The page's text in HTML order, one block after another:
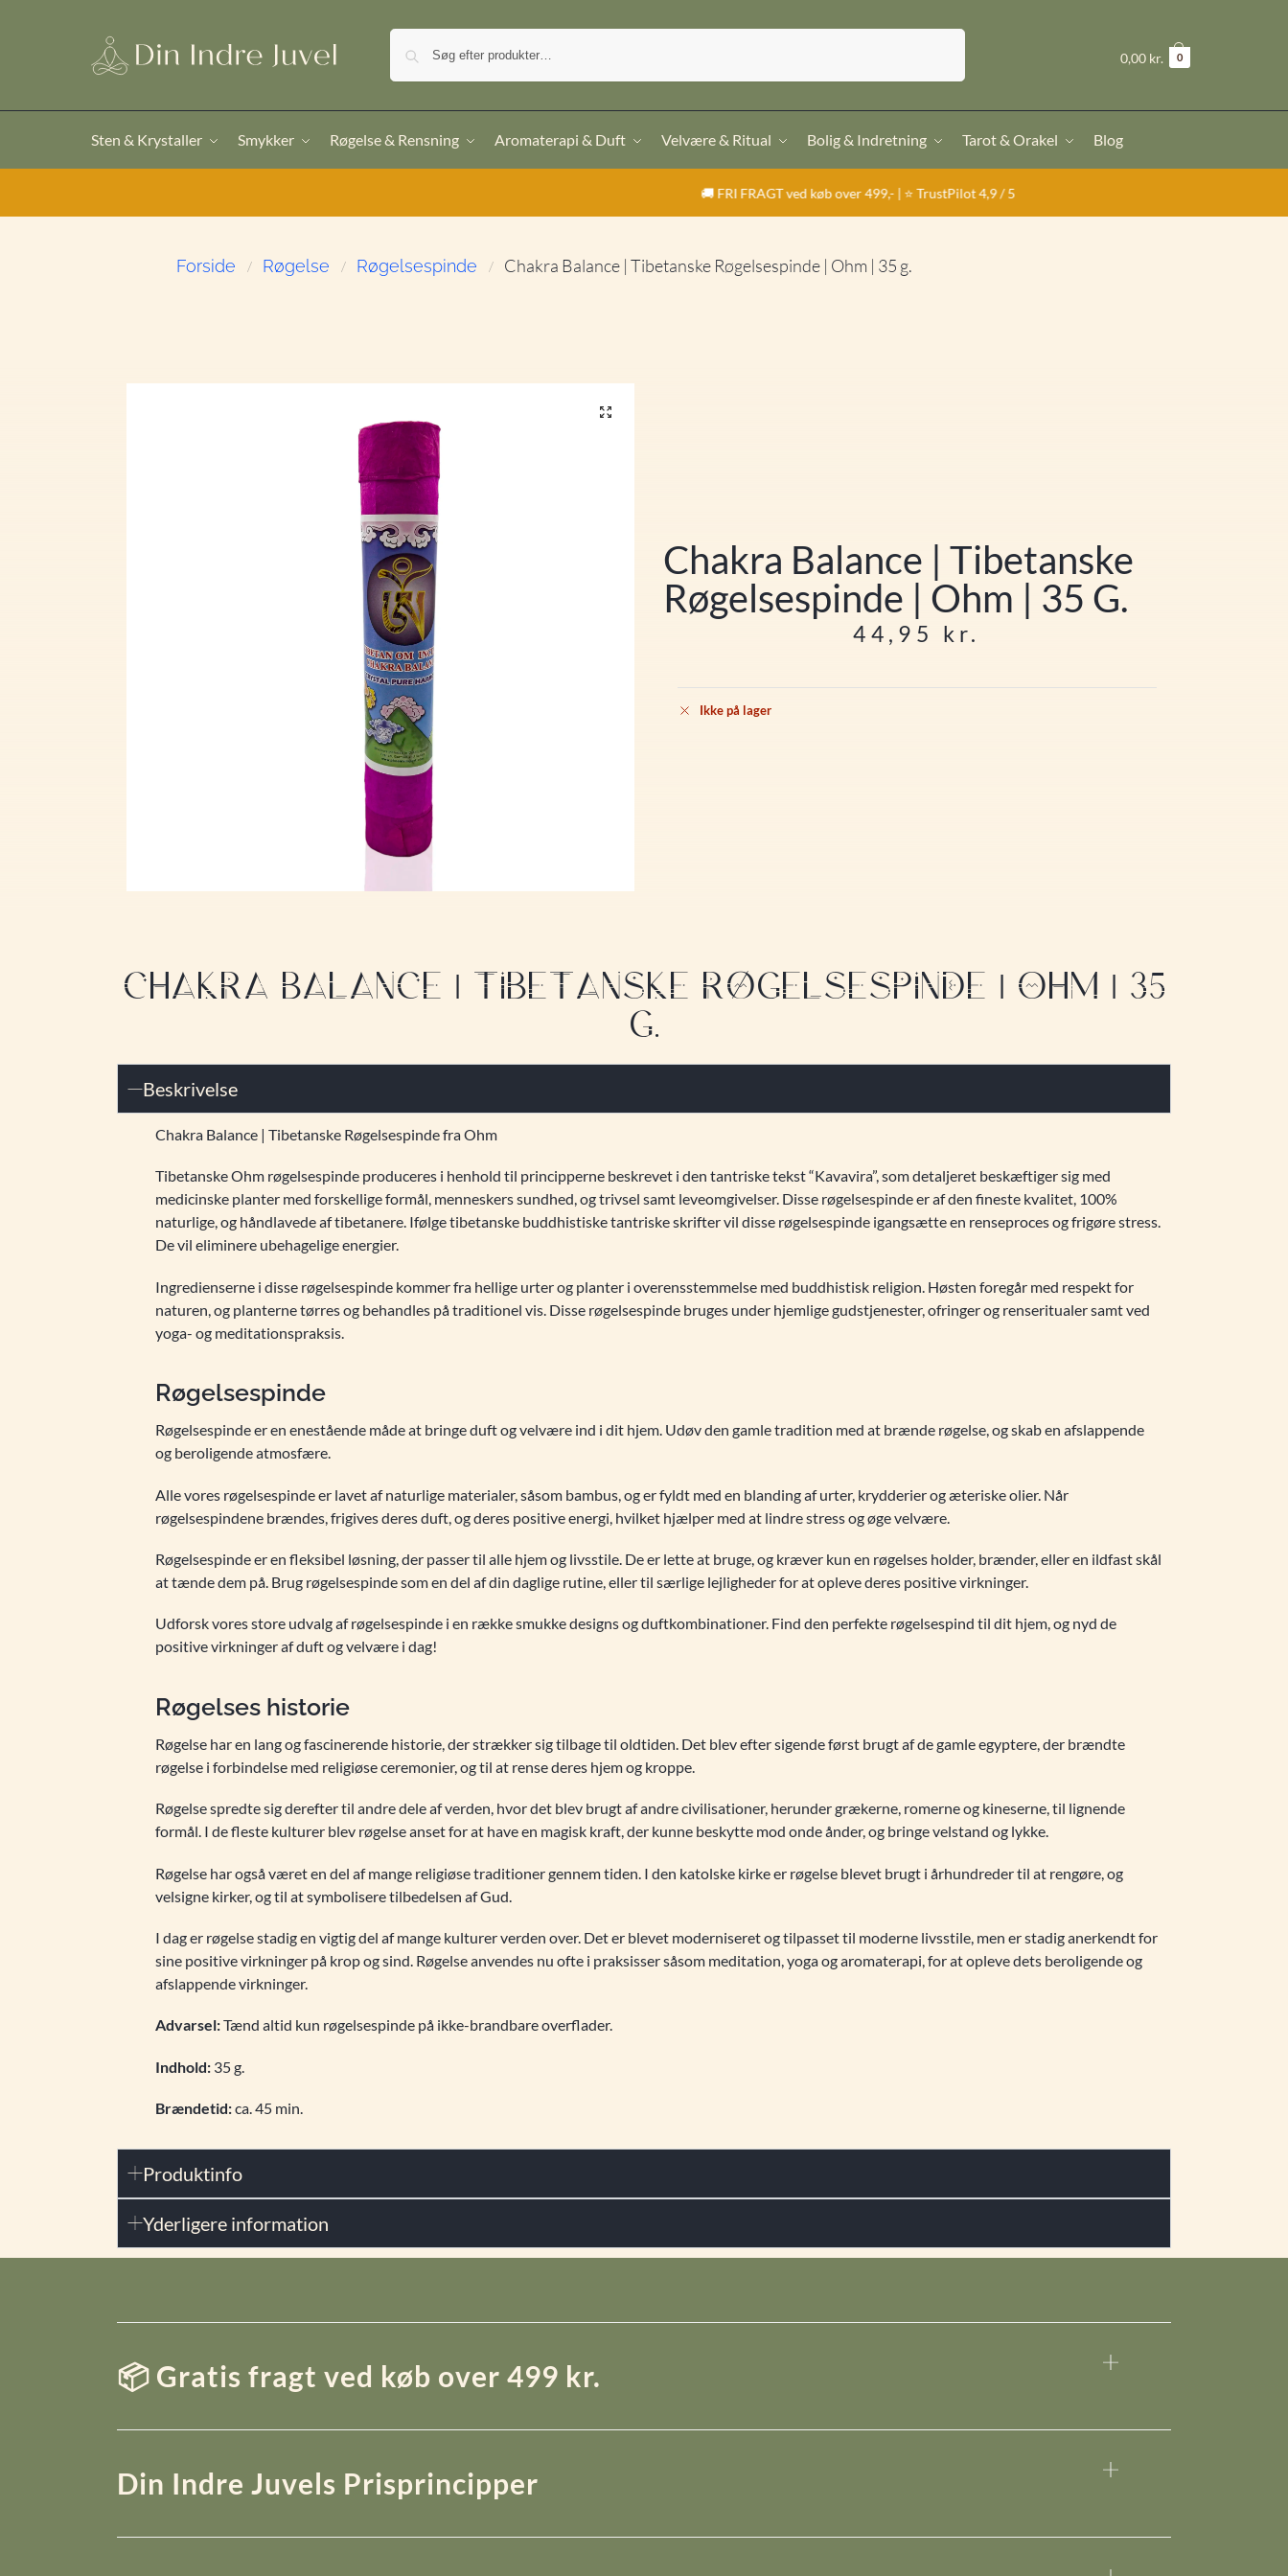
0,00 kr. 0
Sten & Krystaller Smykker Røgelse & Rensning Aromaterapi & Duft Velvære & Ritual Bolig & Indretning Tarot & Orakel Blog
🚚 FRI FRAGT ved køb over 499,- | ⭐ TrustPilot 4,9 / 5
Forside / Røgelse / Røgelsespinde / Chakra Balance | Tibetanske Røgelsespinde | Ohm | 35 g.
Chakra Balance | Tibetanske
Røgelsespinde | Ohm | 35 G.
44,95 kr.
Ikke på lager
CHAKRA BALANCE | TIBETANSKE RØGELSESPINDE | OHM | 35
G.
Beskrivelse
Chakra Balance | Tibetanske Røgelsespinde fra Ohm
Tibetanske Ohm røgelsespinde produceres i henhold til principperne beskrevet i den tantriske tekst “Kavavira”, som detaljeret beskæftiger sig med
medicinske planter med forskellige formål, menneskers sundhed, og trivsel samt leveomgivelser. Disse røgelsespinde er af den fineste kvalitet, 100%
naturlige, og håndlavede af tibetanere. Ifølge tibetanske buddhistiske tantriske skrifter vil disse røgelsespinde igangsætte en renseproces og frigøre stress.
De vil eliminere ubehagelige energier.
Ingredienserne i disse røgelsespinde kommer fra hellige urter og planter i overensstemmelse med buddhistisk religion. Høsten foregår med respekt for
naturen, og planterne tørres og behandles på traditionel vis. Disse røgelsespinde bruges under hjemlige gudstjenester, ofringer og renseritualer samt ved
yoga- og meditationspraksis.
Røgelsespinde
Røgelsespinde er en enestående måde at bringe duft og velvære ind i dit hjem. Udøv den gamle tradition med at brænde røgelse, og skab en afslappende
og beroligende atmosfære.
Alle vores røgelsespinde er lavet af naturlige materialer, såsom bambus, og er fyldt med en blanding af urter, krydderier og æteriske olier. Når
røgelsespindene brændes, frigives deres duft, og deres positive energi, hvilket hjælper med at lindre stress og øge velvære.
Røgelsespinde er en fleksibel løsning, der passer til alle hjem og livsstile. De er lette at bruge, og kræver kun en røgelses holder, brænder, eller en ildfast skål
at tænde dem på. Brug røgelsespinde som en del af din daglige rutine, eller til særlige lejligheder for at opleve deres positive virkninger.
Udforsk vores store udvalg af røgelsespinde i en række smukke designs og duftkombinationer. Find den perfekte røgelsespind til dit hjem, og nyd de
positive virkninger af duft og velvære i dag!
Røgelses historie
Røgelse har en lang og fascinerende historie, der strækker sig tilbage til oldtiden. Det blev efter sigende først brugt af de gamle egyptere, der brændte
røgelse i forbindelse med religiøse ceremonier, og til at rense deres hjem og kroppe.
Røgelse spredte sig derefter til andre dele af verden, hvor det blev brugt af andre civilisationer, herunder grækerne, romerne og kineserne, til lignende
formål. I de fleste kulturer blev røgelse anset for at have en magisk kraft, der kunne beskytte mod onde ånder, og bringe velstand og lykke.
Røgelse har også været en del af mange religiøse traditioner gennem tiden. I den katolske kirke er røgelse blevet brugt i århundreder til at rengøre, og
velsigne kirker, og til at symbolisere tilbedelsen af Gud.
I dag er røgelse stadig en vigtig del af mange kulturer verden over. Det er blevet moderniseret og tilpasset til moderne livsstile, men er stadig anerkendt for
sine positive virkninger på krop og sind. Røgelse anvendes nu ofte i praksisser såsom meditation, yoga og aromaterapi, for at opleve dets beroligende og
afslappende virkninger.
Advarsel:Tænd altid kun røgelsespinde på ikke-brandbare overflader.
Indhold: 35 g.
Brændetid:ca. 45 min.
Produktinfo
Yderligere information
📦 Gratis fragt ved køb over 499 kr.
Din Indre Juvels Prisprincipper